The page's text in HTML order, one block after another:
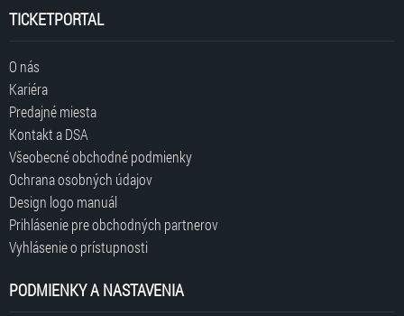
TICKETPORTAL
O nás
Kariéra
Predajné miesta
Kontakt a DSA
Všeobecné obchodné podmienky
Ochrana osobných údajov
Design logo manuál
Prihlásenie pre obchodných partnerov
Vyhlásenie o prístupnosti
PODMIENKY A NASTAVENIA